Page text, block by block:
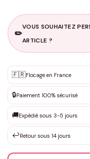
✏️
VOUS SOUHAITEZ
ARTICLE ?
✨ Personnalisation
DEVIS GRATUIT ·
Que souhaitez-vous ?*
Votre texte / idée*
🇫🇷Flocage en France
🔒Paiement 100% sécurisé
🚚Expédié sous 3-5 jours
↩️Retour sous 14 jours